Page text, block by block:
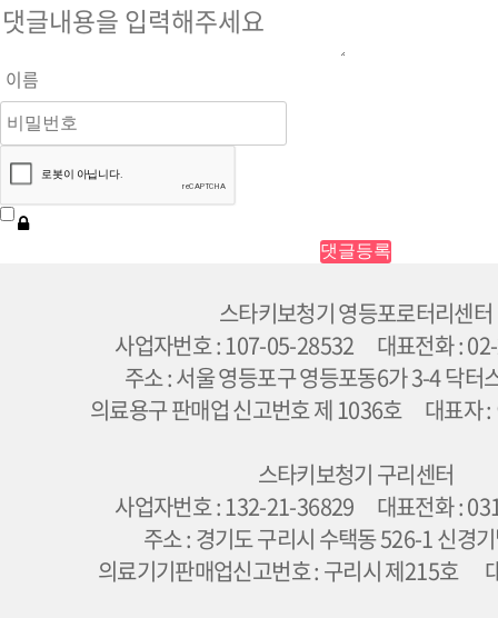
스타키보청기 영등포로터리센터
사업자번호 : 107-05-28532 대표전화 :
주소 : 서울 영등포구 영등포동6가 3-4 닥터
의료용구 판매업 신고번호 제 1036호 대표자 :
스타키보청기 구리센터
사업자번호 : 132-21-36829 대표전화 :
주소 : 경기도 구리시 수택동 526-1 신경
의료기기판매업신고번호 : 구리시 제215호